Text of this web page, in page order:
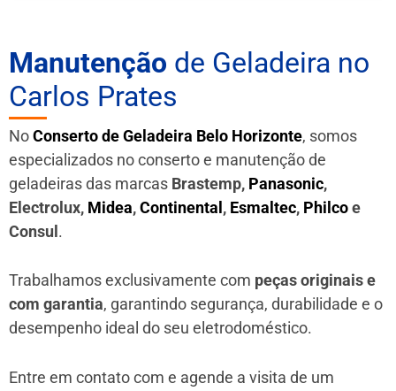
Manutenção de Geladeira no
Carlos Prates
NoConserto de Geladeira Belo Horizonte, somos
especializados no conserto e manutenção de
geladeiras das marcas Brastemp, Panasonic,
Electrolux, Midea,Continental, Esmaltec, Philcoe
Consul.
Trabalhamos exclusivamente com peças originais e
com garantia, garantindo segurança, durabilidade e o
desempenho ideal do seu eletrodoméstico.
Entre em contato com e agende a visita de um